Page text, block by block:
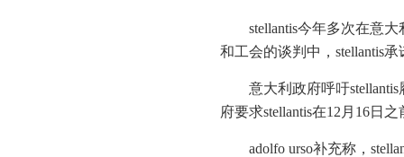
stellantis今年多次在意
和工会的谈判中，stellantis
意大利政府呼吁
府要求stellantis在12月16日
adolfo urso补充称，